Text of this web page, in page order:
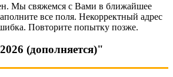
Мы свяжемся с Вами в ближайшее
все поля. Некорректный адрес
Повторите попытку позже.
(дополняется)"